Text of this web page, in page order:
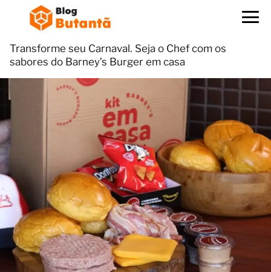
Transforme seu Carnaval. Seja o Chef com os
sabores do Barney’s Burger em casa